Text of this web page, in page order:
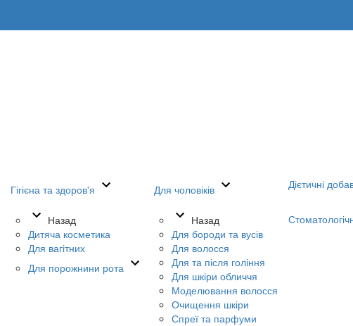
Гігієна та здоров'я
Назад
Дитяча косметика
Для вагітних
Для порожнини рота
Для чоловіків
Назад
Для бороди та вусів
Для волосся
Для та після гоління
Для шкіри обличчя
Моделювання волосся
Очищення шкіри
Спреї та парфуми
Дієтичні